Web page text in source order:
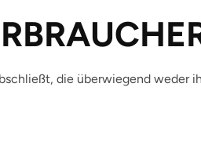
die überwiegend